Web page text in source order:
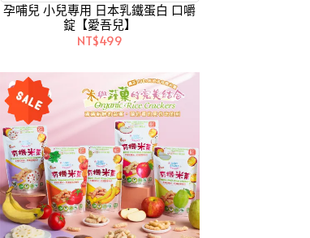
孕哺兒 小兒專用 日本乳鐵蛋白 口嚼
錠【愛吾兒】
NT$499